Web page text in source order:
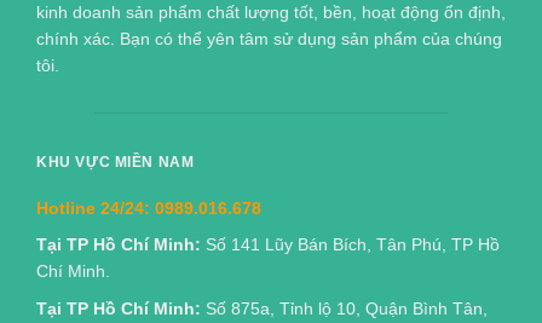
kinh doanh sản phẩm chất lượng tốt, bền, hoạt động ổn định,
chính xác. Bạn có thể yên tâm sử dụng sản phẩm của chúng
tôi.
KHU VỰC MIỀN NAM
Hotline 24/24: 0989.016.678
Tại TP Hồ Chí Minh: Số 141 Lũy Bán Bích, Tân Phú, TP Hồ
Chí Minh.
Tại TP Hồ Chí Minh: Số 875a, Tỉnh lộ 10, Quận Bình Tân,